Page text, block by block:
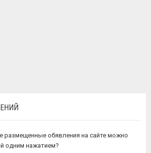
размещенные обявления на сайте можно
одним нажатием?